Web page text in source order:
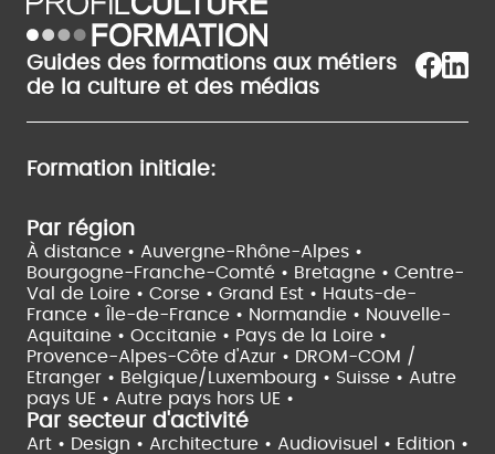
Guides des formations aux métiers
de la culture et des médias
Formation initiale:
Par région
À distance • Auvergne-Rhône-Alpes •
Bourgogne-Franche-Comté • Bretagne • Centre-
Val de Loire • Corse • Grand Est • Hauts-de-
France •
Île-de-France • Normandie • Nouvelle-
Aquitaine • Occitanie • Pays de la Loire •
Provence-Alpes-Côte d'Azur • DROM-COM /
Etranger • Belgique/Luxembourg • Suisse • Autre
pays UE • Autre pays hors UE •
Par secteur d'activité
Art • Design • Architecture • Audiovisuel • Edition •